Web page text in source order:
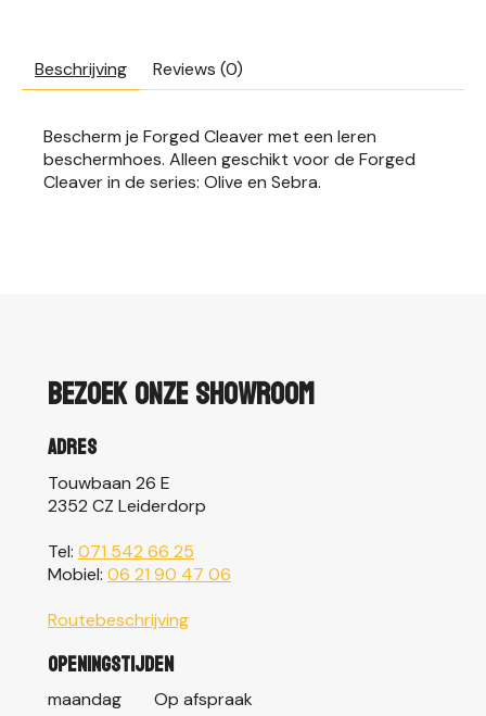
Beschrijving Reviews (0)
Bescherm je Forged Cleaver met een leren
beschermhoes. Alleen geschikt voor de Forged
Cleaver in de series: Olive en Sebra.
Bezoek onze showroom
Adres
Touwbaan 26 E
2352 CZ Leiderdorp
Tel: 071 542 66 25
Mobiel: 06 21 90 47 06
Routebeschrijving
Openingstijden
maandag
Op afspraak